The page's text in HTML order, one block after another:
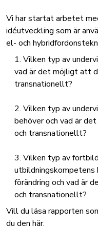
Vi har startat arbetet
idéutveckling som är
el- och
Vilken typ av
vad är det möjligt att
transnationellt?
Vilken typ av
behöver och vad är
och transnationellt?
Vilken typ av
utbildningskompetens
förändring och vad är
och transnationellt?
Vill du läsa rapporten
du den här.